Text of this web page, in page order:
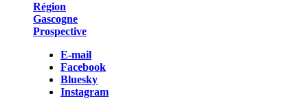
Région
Gascogne
Prospective
E-mail
Facebook
Bluesky
Instagram